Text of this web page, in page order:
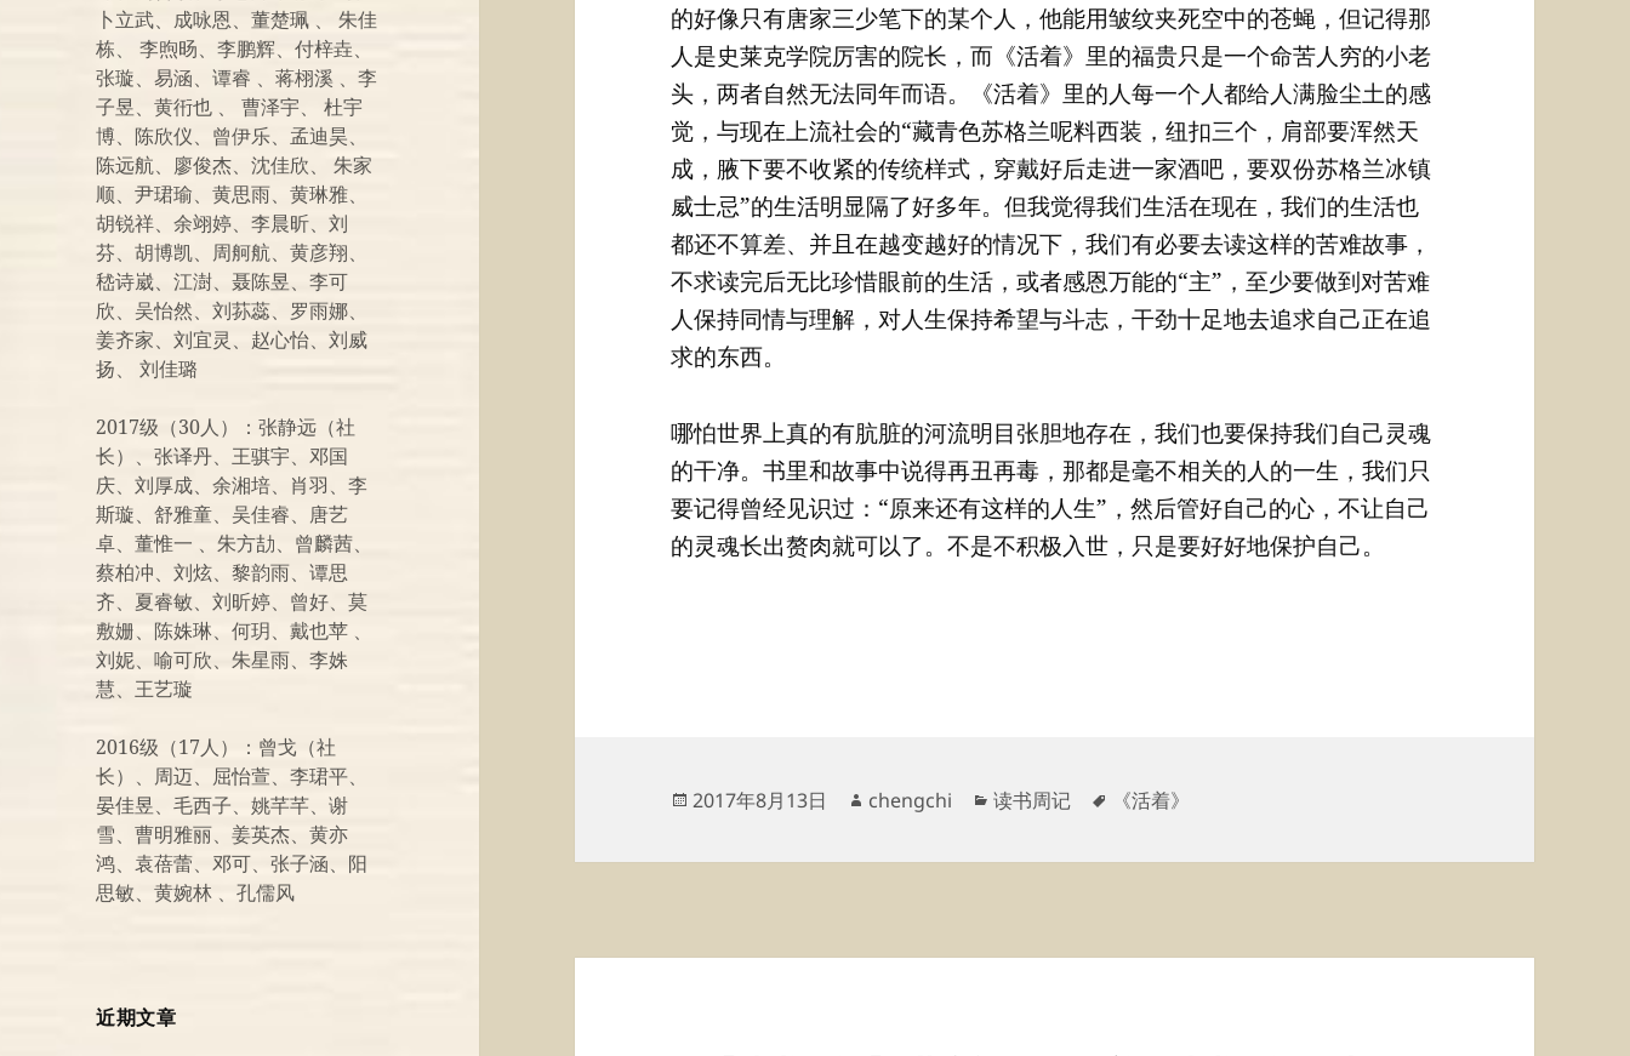
卜立武、成咏恩、董楚珮 、 朱佳
栋、 李煦旸、李鹏辉、付梓垚、
张璇、易涵、谭睿 、蒋栩溪 、李
子昱、黄衎也 、 曹泽宇、 杜宇
博、陈欣仪、曾伊乐、孟迪昊、
陈远航、廖俊杰、沈佳欣、 朱家
顺、尹珺瑜、黄思雨、黄琳雅、
胡锐祥、余翊婷、李晨昕、刘
芬、胡博凯、周舸航、黄彦翔、
嵇诗崴、江澍、聂陈昱、李可
欣、吴怡然、刘荪蕊、罗雨娜、
姜齐家、刘宜灵、赵心怡、刘威
扬、 刘佳璐
2017级（30人）：张静远（社
长）、张译丹、王骐宇、邓国
庆、刘厚成、余湘培、肖羽、李
斯璇、舒雅童、吴佳睿、唐艺
卓、董惟一 、朱方劼、曾麟茜、
蔡柏冲、刘炫、黎韵雨、谭思
齐、夏睿敏、刘昕婷、曾好、莫
敷姗、陈姝琳、何玥、戴也苹 、
刘妮、喻可欣、朱星雨、李姝
慧、王艺璇
2016级（17人）：曾戈（社
长）、周迈、屈怡萱、李珺平、
晏佳昱、毛西子、姚芊芊、谢
雪、曹明雅丽、姜英杰、黄亦
鸿、袁蓓蕾、邓可、张子涵、阳
思敏、黄婉林 、孔儒风
近期文章
的好像只有唐家三少笔下的某个人，他能用皱纹夹死空中的苍蝇，但记得那
人是史莱克学院厉害的院长，而《活着》里的福贵只是一个命苦人穷的小老
头，两者自然无法同年而语。《活着》里的人每一个人都给人满脸尘土的感
觉，与现在上流社会的“藏青色苏格兰呢料西装，纽扣三个，肩部要浑然天
成，腋下要不收紧的传统样式，穿戴好后走进一家酒吧，要双份苏格兰冰镇
威士忌”的生活明显隔了好多年。但我觉得我们生活在现在，我们的生活也
都还不算差、并且在越变越好的情况下，我们有必要去读这样的苦难故事，
不求读完后无比珍惜眼前的生活，或者感恩万能的“主”，至少要做到对苦难
人保持同情与理解，对人生保持希望与斗志，干劲十足地去追求自己正在追
求的东西。
哪怕世界上真的有肮脏的河流明目张胆地存在，我们也要保持我们自己灵魂
的干净。书里和故事中说得再丑再毒，那都是毫不相关的人的一生，我们只
要记得曾经见识过：“原来还有这样的人生”，然后管好自己的心，不让自己
的灵魂长出赘肉就可以了。不是不积极入世，只是要好好地保护自己。
发
于
2017年8月13日
作
chengchi
分
读书周记
标
《活着》